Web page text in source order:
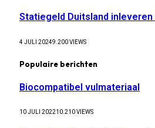
Statiegeld Duitsland inleveren
4 JULI 20249.200VIEWS
Populaire berichten
Biocompatibel vulmateriaal
10 JULI 202210.210VIEWS